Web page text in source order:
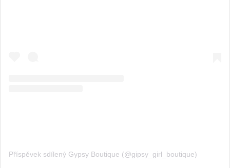
Příspěvek sdílený Gypsy Boutique (@gipsy_girl_boutique)